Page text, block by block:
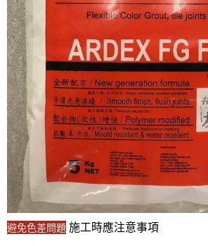
避免色差問題 施工時應注意事項